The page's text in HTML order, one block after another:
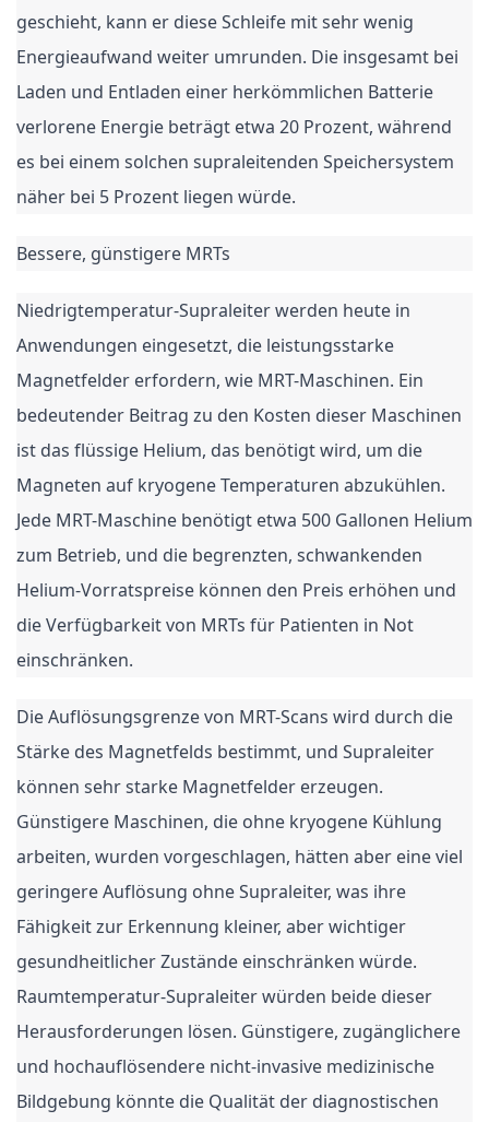
geschieht, kann er diese Schleife mit sehr wenig
Energieaufwand weiter umrunden. Die insgesamt bei
Laden und Entladen einer herkömmlichen Batterie
verlorene Energie beträgt etwa 20 Prozent, während
es bei einem solchen supraleitenden Speichersystem
näher bei 5 Prozent liegen würde.
Bessere, günstigere MRTs
Niedrigtemperatur-Supraleiter werden heute in
Anwendungen eingesetzt, die leistungsstarke
Magnetfelder erfordern, wie MRT-Maschinen. Ein
bedeutender Beitrag zu den Kosten dieser Maschinen
ist das flüssige Helium, das benötigt wird, um die
Magneten auf kryogene Temperaturen abzukühlen.
Jede MRT-Maschine benötigt etwa 500 Gallonen Helium
zum Betrieb, und die begrenzten, schwankenden
Helium-Vorratspreise können den Preis erhöhen und
die Verfügbarkeit von MRTs für Patienten in Not
einschränken.
Die Auflösungsgrenze von MRT-Scans wird durch die
Stärke des Magnetfelds bestimmt, und Supraleiter
können sehr starke Magnetfelder erzeugen.
Günstigere Maschinen, die ohne kryogene Kühlung
arbeiten, wurden vorgeschlagen, hätten aber eine viel
geringere Auflösung ohne Supraleiter, was ihre
Fähigkeit zur Erkennung kleiner, aber wichtiger
gesundheitlicher Zustände einschränken würde.
Raumtemperatur-Supraleiter würden beide dieser
Herausforderungen lösen. Günstigere, zugänglichere
und hochauflösendere nicht-invasive medizinische
Bildgebung könnte die Qualität der diagnostischen